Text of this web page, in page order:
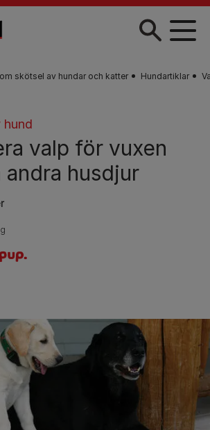
skötsel av hundar och katter Hundartiklar
hund
valp för vuxen
husdjur